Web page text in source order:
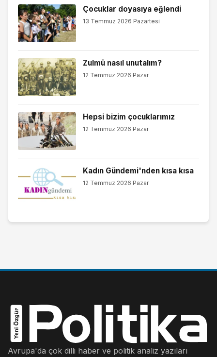
Çocuklar doyasıya eğlendi
13 Temmuz 2026 Pazartesi
Zulmü nasıl unutalım?
12 Temmuz 2026 Pazar
Hepsi bizim çocuklarımız
12 Temmuz 2026 Pazar
Kadın Gündemi'nden kısa kısa
12 Temmuz 2026 Pazar
Avrupa'da çok dilli haber ve politik analiz yazıları